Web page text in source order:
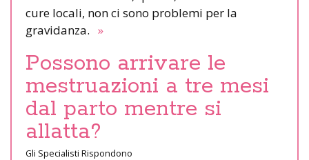
cure locali, non ci sono problemi per la
gravidanza. »
Possono arrivare le
mestruazioni a tre mesi
dal parto mentre si
allatta?
Gli Specialisti Rispondono